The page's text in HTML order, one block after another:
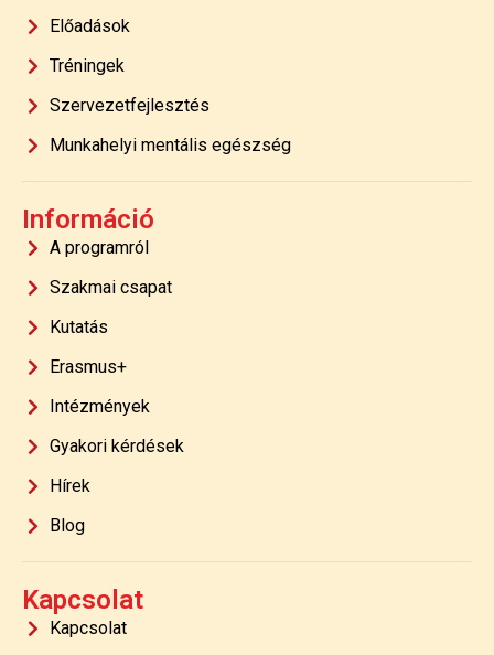
Előadások
Tréningek
Szervezetfejlesztés
Munkahelyi mentális egészség
Információ
A programról
Szakmai csapat
Kutatás
Erasmus+
Intézmények
Gyakori kérdések
Hírek
Blog
Kapcsolat
Kapcsolat